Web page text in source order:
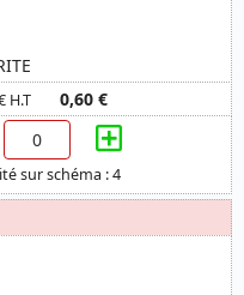
H.T 0,60 €
sur schéma : 4